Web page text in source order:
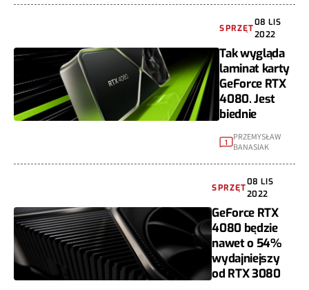
SPRZĘT
08 LIS
2022
Tak wygląda
laminat karty
GeForce RTX
4080. Jest
biednie
1
PRZEMYSŁAW
BANASIAK
SPRZĘT
08 LIS
2022
GeForce RTX
4080 będzie
nawet o 54%
wydajniejszy
od RTX 3080